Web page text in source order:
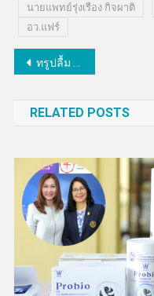
นายแพทย์รุ่งเรือง กิจผาติ
อว.แฟร์
แนะแนว
ทรูปลื้ม โซเชียลมีเดียแคมเปญ “Better Together” พิชิต 4 รางวัลระดับโลกและเวทีแบรนด์ชั้นนำประเทศไทย
RELATED POSTS